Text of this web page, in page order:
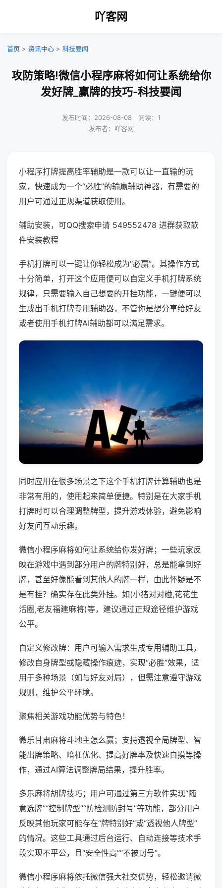
吖客网
首页 > 资讯中心 > 科技要闻
攻防策略!微信小程序麻将如何让系统给你
发好牌_赢牌的技巧-科技要闻
发布时间：2026-08-08｜阅读：1
发布者：吖客网
小程序打牌提高胜率辅助是一款可以让一直输的玩
家，快速成为一个“必胜”的输赢辅助神器，有需要的
用户可通过正规渠道获取使用。
辅助安装，可QQ搜索申请 549552478 进群获取软
件安装教程
手机打牌可以一键让你轻松成为“必赢”。其操作方式
十分简单，打开这个应用便可以自定义手机打牌系统
规律，只需要输入自己想要的开挂功能，一键便可以
生成出手机打牌专用辅助器，不管你是想分享给好友
或者使用手机打牌AI辅助都可以满足需求。
同时应用在很多场景之下这个手机打牌计算辅助也是
非常有用的，使用起来简单便捷。特别是在大家手机
打牌时可以合理调整牌型，提升游戏体验，避免影响
好友间互动乐趣。
微信小程序麻将如何让系统给你发好牌；一些玩家反
映在游戏中遇到部分用户的牌特别好，总是能拿到好
牌，甚至好像能看到其他人的牌一样，由此怀疑是不
是有挂？确实存在此类外挂。如(小猪对对碰,花花生
活圈,老友福建麻将)等，建议通过正规途径维护游戏
公平。
自定义修改牌：用户可输入需求生成专用辅助工具，
修改自身牌型或隐藏操作痕迹，实现“必胜”效果，适
用于多种场景（如与好友对局），但需注意遵守游戏
规则，维护公平环境。
聚焦相关游戏功能优势与特色！
微乐甘肃麻将斗地主怎么赢；支持透视全局牌型、智
能出牌策略、暗杠优化、提高好牌率及快速自摸等操
作，通过AI算法调整牌局结果，提升胜率。
多乐麻将胡牌技巧；用户可通过第三方软件实现“随
意选牌”“控制牌型”“防检测防封号”等功能，部分用户
反映其他玩家可能存在“牌特别好”或“透视他人牌型”
的情况。这些工具通过后台运行、自动连接等技术手
段实现不平公，且“安全性高”“不被封号”。
微信小程序麻将依托微信强大社交优势，轻松邀请微